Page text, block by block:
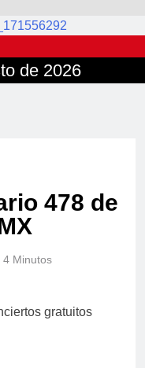
de 2026
478 de
4 Minutos
gratuitos